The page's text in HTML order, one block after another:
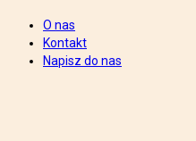
O nas
Kontakt
Napisz do nas